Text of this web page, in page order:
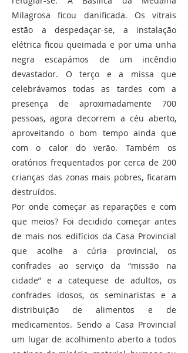
Milagrosa ficou danificada. Os vitrais
estão a despedaçar-se, a instalação
elétrica ficou queimada e por uma unha
negra escapámos de um incêndio
devastador. O terço e a missa que
celebrávamos todas as tardes com a
presença de aproximadamente 700
pessoas, agora decorrem a céu aberto,
aproveitando o bom tempo ainda que
com o calor do verão. Também os
oratórios frequentados por cerca de 200
crianças das zonas mais pobres, ficaram
destruídos.
Por onde começar as reparações e com
que meios? Foi decidido começar antes
de mais nos edifícios da Casa Provincial
que acolhe a cúria provincial, os
confrades ao serviço da “missão na
cidade” e a catequese de adultos, os
confrades idosos, os seminaristas e a
distribuição de alimentos e de
medicamentos. Sendo a Casa Provincial
um lugar de acolhimento aberto a todos